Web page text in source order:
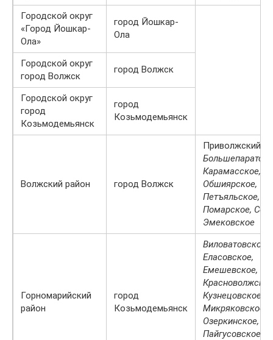
Городской округ
«Город Йошкар-
Ола»
город Йошкар-
Ола
Городской округ
город Волжск
город Волжск
Городской округ
город
Козьмодемьянск
город
Козьмодемьянск
Волжский район город Волжск
Приволжский,
Карамасское,
Обшиярское,
Петъяльское,
Помарское,
Эмековское
Горномарийский
район
город
Козьмодемьянск
Виловатовское,
Еласовское,
Емешевское,
Кузнецовское,
Микряковское,
Озеркинское,
Пайгусовское,